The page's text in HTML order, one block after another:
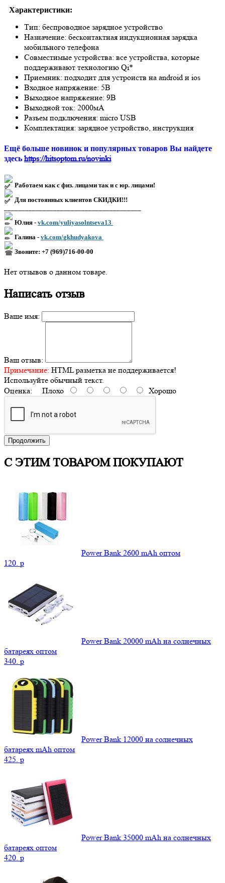
Характеристики:
Тип: беспроводное зарядное устройство
Назначение: бесконтактная индукционная зарядка
мобильного телефона
Совместимые устройства: все устройства, которые
поддерживают технологию Qi*
Приемник: подходит для устроиств на android и ios
Входное напряжение: 5В
Выходное напряжение: 9В
Выходной ток: 2000мА
Разъем подключения: micro USB
Комплектация: зарядное устройство, инструкция
Ещё больше новинок и популярных товаров Вы найдете
здесь https://hitsoptom.ru/novinki
Работаем как с физ. лицами так и с юр. лицами!
Для постоянных клиентов СКИДКИ!!!
Юлия - vk.com/yuliyasolntseva13
Галина - vk.com/gkhudyakova
Звоните: +7 (969)716-00-00
Нет отзывов о данном товаре.
Написать отзыв
Ваше имя:
Ваш отзыв:
Примечание: HTML разметка не поддерживается!
Используйте обычный текст.
Оценка: Плохо Хорошо
Продолжить
С ЭТИМ ТОВАРОМ ПОКУПАЮТ
Power Bank 2600 mAh оптом
120. p
Power Bank 20000 mAh на солнечных
батареях оптом
340. p
Power Bank 12000 на солнечных
батареях mAh оптом
425. p
Power Bank 35000 mAh на солнечных
батареях оптом
420. p